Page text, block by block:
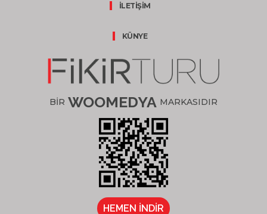
İLETİŞİM
KÜNYE
BİR WOOMEDYA MARKASIDIR
HEMEN İNDİR